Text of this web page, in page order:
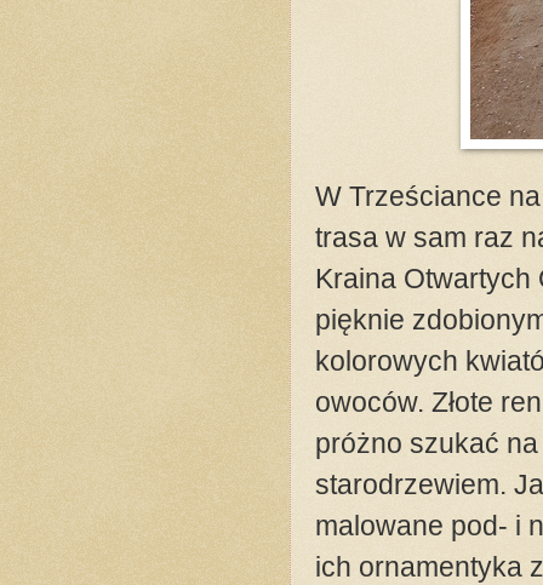
W Trześciance
trasa w sam raz
Kraina Otwartych
pięknie
kolorowych
owoców. Złote
próżno szukać
starodrzewiem.
malowane pod- i
ich ornamentyka